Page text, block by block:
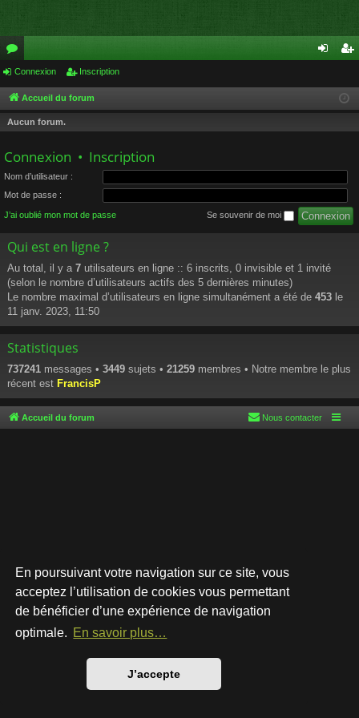
En poursuivant votre navigation sur ce site, vous
acceptez l’utilisation de cookies vous permettant
de bénéficier d’une expérience de navigation
optimale. En savoir plus…
J’accepte
or
u
m
cri
Connexion Inscription
Accueil du forum
Aucun forum.
Connexion • Inscription
Nom d’utilisateur :
Mot de passe :
J’ai oublié mon mot de passe Se souvenir de moi
Qui est en ligne ?
Au total, il y a 7 utilisateurs en ligne :: 6 inscrits, 0 invisible et 1 invité
(selon le nombre d’utilisateurs actifs des 5 dernières minutes)
Le nombre maximal d’utilisateurs en ligne simultanément a été de 453 le
11 janv. 2023, 11:50
Statistiques
737241 messages • 3449 sujets • 21259 membres • Notre membre le plus
récent est FrancisP
Accueil du forum Nous contacter
Développé parphpBB® Forum Software © phpBB Limited
Style par
Traduction française officielle